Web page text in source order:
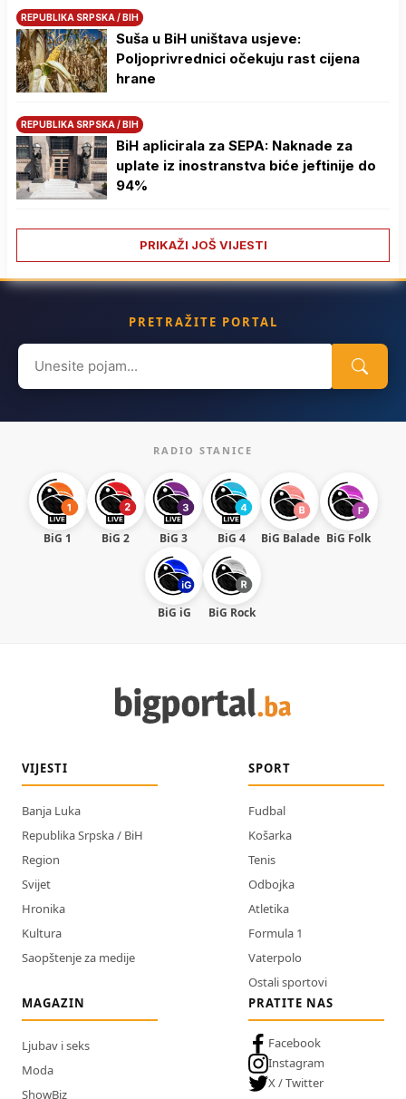
REPUBLIKA SRPSKA / BIH
Suša u BiH uništava usjeve:
Poljoprivrednici očekuju rast cijena
hrane
REPUBLIKA SRPSKA / BIH
BiH aplicirala za SEPA: Naknade za
uplate iz inostranstva biće jeftinije do
94%
PRIKAŽI JOŠ VIJESTI
PRETRAŽITE PORTAL
Search
for:
RADIO STANICE
BiG 1 BiG 2 BiG 3 BiG 4 BiG Balade BiG Folk
BiG iG BiG Rock
VIJESTI
Banja Luka
Republika Srpska / BiH
Region
Svijet
Hronika
Kultura
Saopštenje za medije
SPORT
Fudbal
Košarka
Tenis
Odbojka
Atletika
Formula 1
Vaterpolo
Ostali sportovi
MAGAZIN
Ljubav i seks
Moda
ShowBiz
PRATITE NAS
Facebook
Instagram
X / Twitter